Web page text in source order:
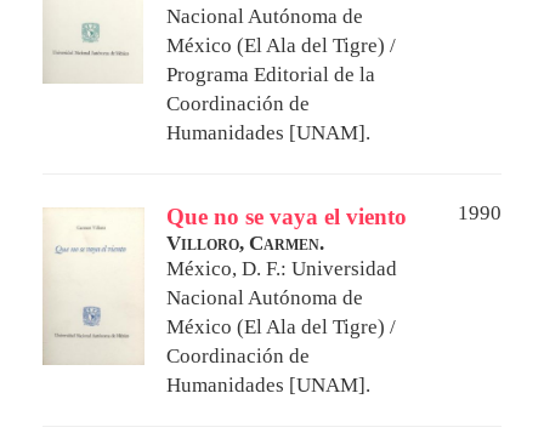
Nacional Autónoma de
México (El Ala del Tigre) /
Programa Editorial de la
Coordinación de
Humanidades [UNAM].
Que no se vaya el viento
1990
Villoro, Carmen.
México, D. F.: Universidad
Nacional Autónoma de
México (El Ala del Tigre) /
Coordinación de
Humanidades [UNAM].